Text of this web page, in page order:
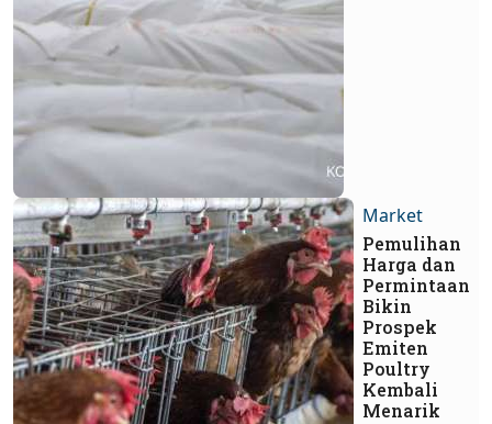
Market
Pemulihan
Harga dan
Permintaan
Bikin
Prospek
Emiten
Poultry
Kembali
Menarik